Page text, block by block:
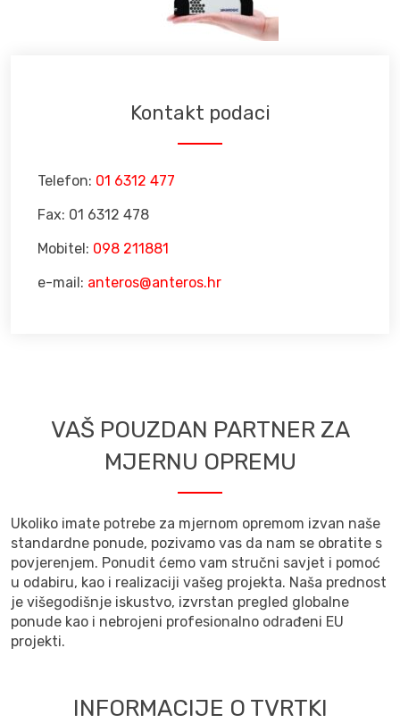
Kontakt podaci
Telefon: 01 6312 477
Fax: 01 6312 478
Mobitel: 098 211881
e-mail: anteros@anteros.hr
VAŠ POUZDAN PARTNER ZA
MJERNU OPREMU
Ukoliko imate potrebe za mjernom opremom izvan naše
standardne ponude, pozivamo vas da nam se obratite s
povjerenjem. Ponudit ćemo vam stručni savjet i pomoć
u odabiru, kao i realizaciji vašeg projekta. Naša prednost
je višegodišnje iskustvo, izvrstan pregled globalne
ponude kao i nebrojeni profesionalno odrađeni EU
projekti.
INFORMACIJE O TVRTKI